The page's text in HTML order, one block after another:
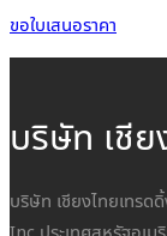
ขอใบเสนอราคา
บริษัท เชีย
บริษัท เชียงไทยเทร
Inc ประเทศสหรัฐอเ